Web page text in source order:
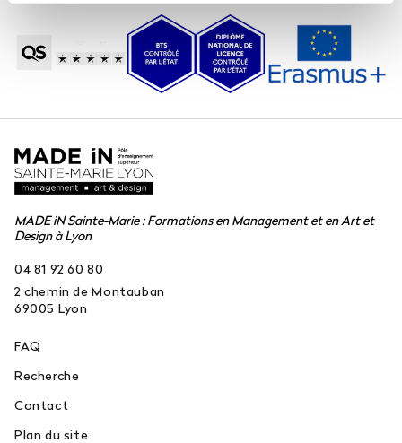
MADE iN Sainte-Marie : Formations en Management et en Art et
Design à Lyon
04 81 92 60 80
2 chemin de Montauban
69005 Lyon
FAQ
Recherche
Contact
Plan du site